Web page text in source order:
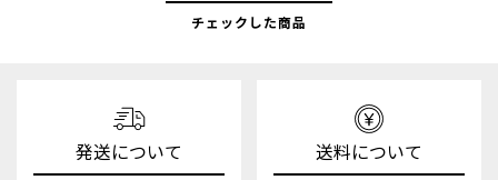
チェックした商品
発送について 送料について